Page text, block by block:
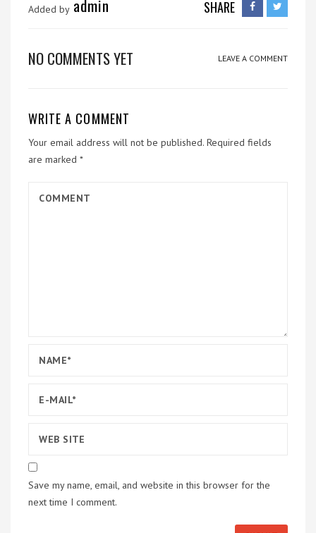
Added by admin SHARE
NO COMMENTS YET LEAVE A COMMENT
WRITE A COMMENT
Your email address will not be published. Required fields
are marked *
Save my name, email, and website in this browser for the
next time I comment.